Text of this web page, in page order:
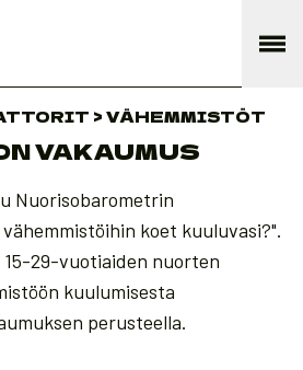
> VÄHEMMISTÖT
VAKAUMUS
Nuorisobarometrin
koet kuuluvasi?".
29-vuotiaiden nuorten
kuulumisesta
perusteella.